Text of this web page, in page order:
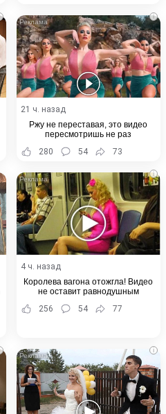
i
21 ч. назад
Ржу не переставая, это видео
пересмотришь не раз
280
54 73
i
4 ч. назад
Королева вагона отожгла! Видео
не оставит равнодушным
256
54 77
i